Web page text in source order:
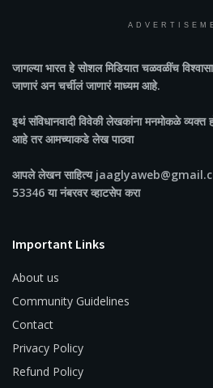
जागल्या भारतहे सोशल मिडियात चळवळींच
जाणारं अन चर्चीलं जाणारं माध्यम आहे.
इथं संविधानवादी विवेकी लेखकांना मनमोकळे व्यक्त
आहे तर आमच्याकडे लेख पाठवा
आपले लेखन साहित्य
53346 या नंबरवर व्हाटसेप करा
Important Links
About us
Community Guidelines
Contact
Privacy Policy
Refund Policy